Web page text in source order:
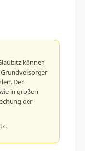
können
Der
in großen
der